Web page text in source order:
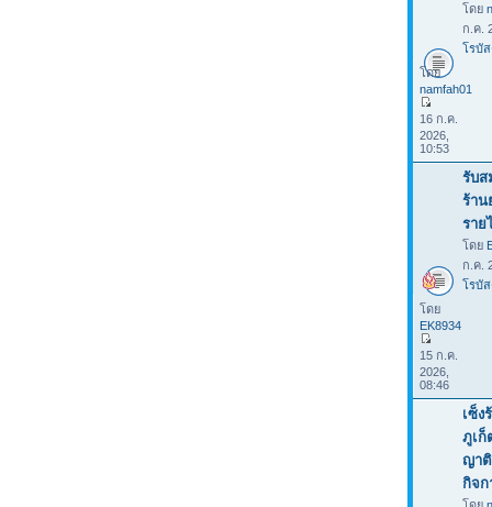
โดย
ก.ค.
โรบั
โดย
namfah01
16 ก.ค.
2026,
10:53
รับส
ร้าน
ราย
โดย
ก.ค.
โรบั
โดย
EK8934
15 ก.ค.
2026,
08:46
เซ็ง
ภูเก็
ญา
กิจก